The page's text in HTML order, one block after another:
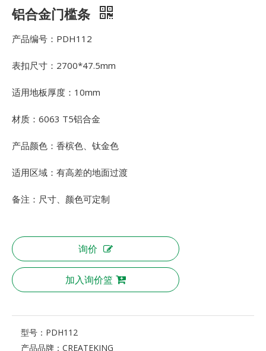
铝合金门槛条
产品编号：PDH112
表扣尺寸：2700*47.5mm
适用地板厚度：10mm
材质：6063 T5铝合金
产品颜色：香槟色、钛金色
适用区域：有高差的地面过渡
备注：尺寸、颜色可定制
询价
加入询价篮
型号： PDH112
产品品牌： CREATEKING